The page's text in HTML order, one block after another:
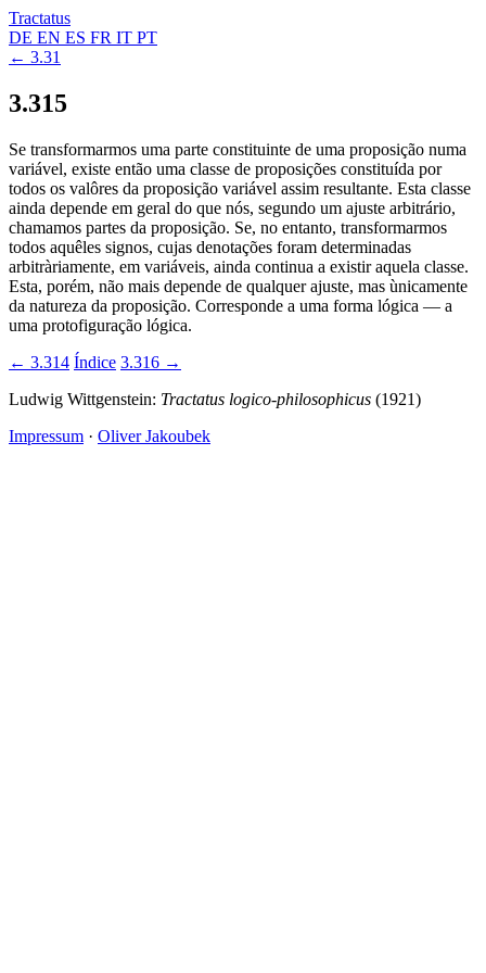
Tractatus
DE EN ES FR IT PT
← 3.31
3.315
Se transformarmos uma parte constituinte de uma proposição numa
variável, existe então uma classe de proposições constituída por
todos os valôres da proposição variável assim resultante. Esta classe
ainda depende em geral do que nós, segundo um ajuste arbitrário,
chamamos partes da proposição. Se, no entanto, transformarmos
todos aquêles signos, cujas denotações foram determinadas
arbitràriamente, em variáveis, ainda continua a existir aquela classe.
Esta, porém, não mais depende de qualquer ajuste, mas ùnicamente
da natureza da proposição. Corresponde a uma forma lógica — a
uma protofiguração lógica.
← 3.314 Índice 3.316 →
Ludwig Wittgenstein: Tractatus logico-philosophicus (1921)
Impressum · Oliver Jakoubek